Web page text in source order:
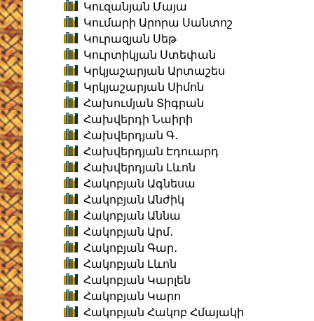
Կուզանյան Մայա
Կումարի Արորա Սանտոշ
Կուրազյան Սեթ
Կուրտիկյան Ստեփան
Կրկյաշարյան Արտաշես
Կրկյաշարյան Սիմոն
Հախումյան Տիգրան
Հախվերդի Նաիրի
Հախվերդյան Գ․
Հախվերդյան Էդուարդ
Հախվերդյան Լևոն
Հակոբյան Ագնեսա
Հակոբյան Անժիկ
Հակոբյան Աննա
Հակոբյան Արմ․
Հակոբյան Գար․
Հակոբյան Լևոն
Հակոբյան Կարլեն
Հակոբյան Կարո
Հակոբյան Հակոբ Հմայակի